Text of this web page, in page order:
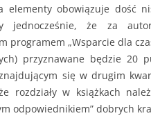
elementy obowiązuje dość
jednocześnie, że za
programem „Wsparcie dla
przyznawane będzie 20
się w drugim
rozdziały w książkach
odpowiednikiem” dobrych